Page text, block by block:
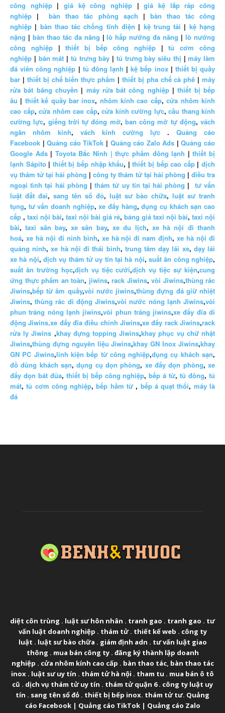
công nghiệp|giá kệ công nghiệp |giá kệ lắp ráp công
nghiệp |bàn thao tác phòng sạch | bàn thao tác công
nghiệp | bàn thao tác chống tĩnh điện | kệ trung tải | kệ hạng
nặng | bàn thao tác đa năng |lò hấp nướng đa năng |lò nướng
công nghiệp|thiết bị bếp công nghiệp|tủ cơm công
nghiệp | bàn mát | tủ trưng bày | tủ trưng bày siêu thị |máy làm
đá viên công nghiệp | tủ đông lạnh |kệ bếp inox| thiết bị quầy
bar | thiết bị chế biến thực phẩm | thiết bị pha chế cà phê | máy
rửa bát băng chuyền | máy rửa bát công nghiệp|thiết bị bếp
âu | thiết kế quầy bar inox, nhôm kính cao cấp,cửa nhôm kính
cao cấp, cửa nhôm cao cấp, cửa kính cường lực, cầu thang kính
cường lực, giếng trời tự đóng mở, ban công mở tự động, vách
ngăn nhôm kính, vách kính cường lực . Quảng cáo
Facebook |Quảng cáo TikTok | Quảng cáo Zalo Ads |Quảng cáo
Google Ads| Toyota Bắc Ninh | thực phẩm đông lạnh |thiết bị
lạnh Sápito | thiết bị bếp nhập khẩu, |thiết bị bếp cao cấp|dịch
vụ thám tử tại hải phòng | công ty thám tử tại hải phòng | điều tra
ngoại tình tại hải phòng |thám tử uy tín tại hải phòng | tư vấn
luật đất đai, sang tên sổ đỏ, luật sư bào chữa, luật sư tranh
tụng, tư vấn doanh nghiệp,xe đẩy hàng,dụng cụ khách sạn cao
cấp , taxi nội bài, taxi nội bài giá rẻ, bảng giá taxi nội bài, taxi nội
bài,taxi sân bay,xe sân bay,xe du lịch, xe hà nội đi thanh
hoá, xe hà nội đi ninh bình, xe hà nội đi nam định,xe hà nội đi
quảng ninh,xe hà nội đi thái bình, trung tâm dạy lái xe, dạy lái
xe hà nội,dịch vụ thám tử uy tín tại hà nội,suất ăn công nghiệp,
suất ăn trường học,dịch vụ tiệc cưới,dịch vụ tiệc sự kiện,cung
ứng thực phẩm an toàn, jiwins, rack Jiwins, vòi Jiwins,thùng rác
Jiwins,bếp từ âm quầy,vòi nước jiwins,thùng đựng đá giữ nhiệt
Jiwins,thùng rác di động Jiwins,vòi nước nóng lạnh Jiwins,vòi
phun tráng nóng lạnh jiwins,vòi phun tráng jiwins,xe đẩy đĩa di
động Jiwins,xe đẩy đĩa điều chỉnh Jiwins,xe đẩy rack Jiwins,rack
rửa ly Jiwins ,khay đựng topping Jiwins,khay phục vụ chữ nhật
Jiwins,thùng đựng nguyên liệu Jiwins,khay GN Inox Jiwins,khay
GN PC Jiwins,linh kiện bếp từ công nghiệp,dụng cụ khách sạn,
đồ dùng khách sạn,dụng cụ dọn phòng, xe đẩy dọn phòng,xe
đẩy dọn bát đũa, thiết bị bếp công nghiệp,bếp á từ,tủ đông,tủ
mát,tủ cơm công nghiệp,bếp hầm từ , bếp á quạt thổi, máy là
đá
diệt côn trùng . luật sư hôn nhân . tranh gao . tranh gao . tư
vấn luật doanh nghiệp . thám tử. thiết kế web . công ty
luật . luật sư bào chữa . giám định adn . tư vấn luật giao
thông . mua bán công ty. đăng ký thành lập doanh
nghiệp . cửa nhôm kính cao cấp . bàn thao tác, bàn thao tác
inox . luật sư uy tín . thám tử hà nội . tham tu . mua bán ô tô
cũ . dịch vụ thám tử uy tín . thám tử quận 6. công ty luật uy
tín . sang tên sổ đỏ . thiết bị bếp inox. thám tử tư. Quảng
cáo Facebook| Quảng cáo TikTok| Quảng cáo Zalo